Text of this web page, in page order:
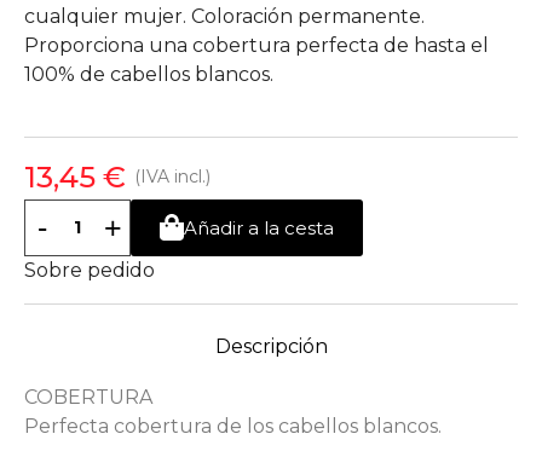
cualquier mujer. Coloración permanente.
Proporciona una cobertura perfecta de hasta el
100% de cabellos blancos.
13,45 € (IVA incl.)
- +
Añadir a la cesta
Sobre pedido
Descripción
COBERTURA
Perfecta cobertura de los cabellos blancos.